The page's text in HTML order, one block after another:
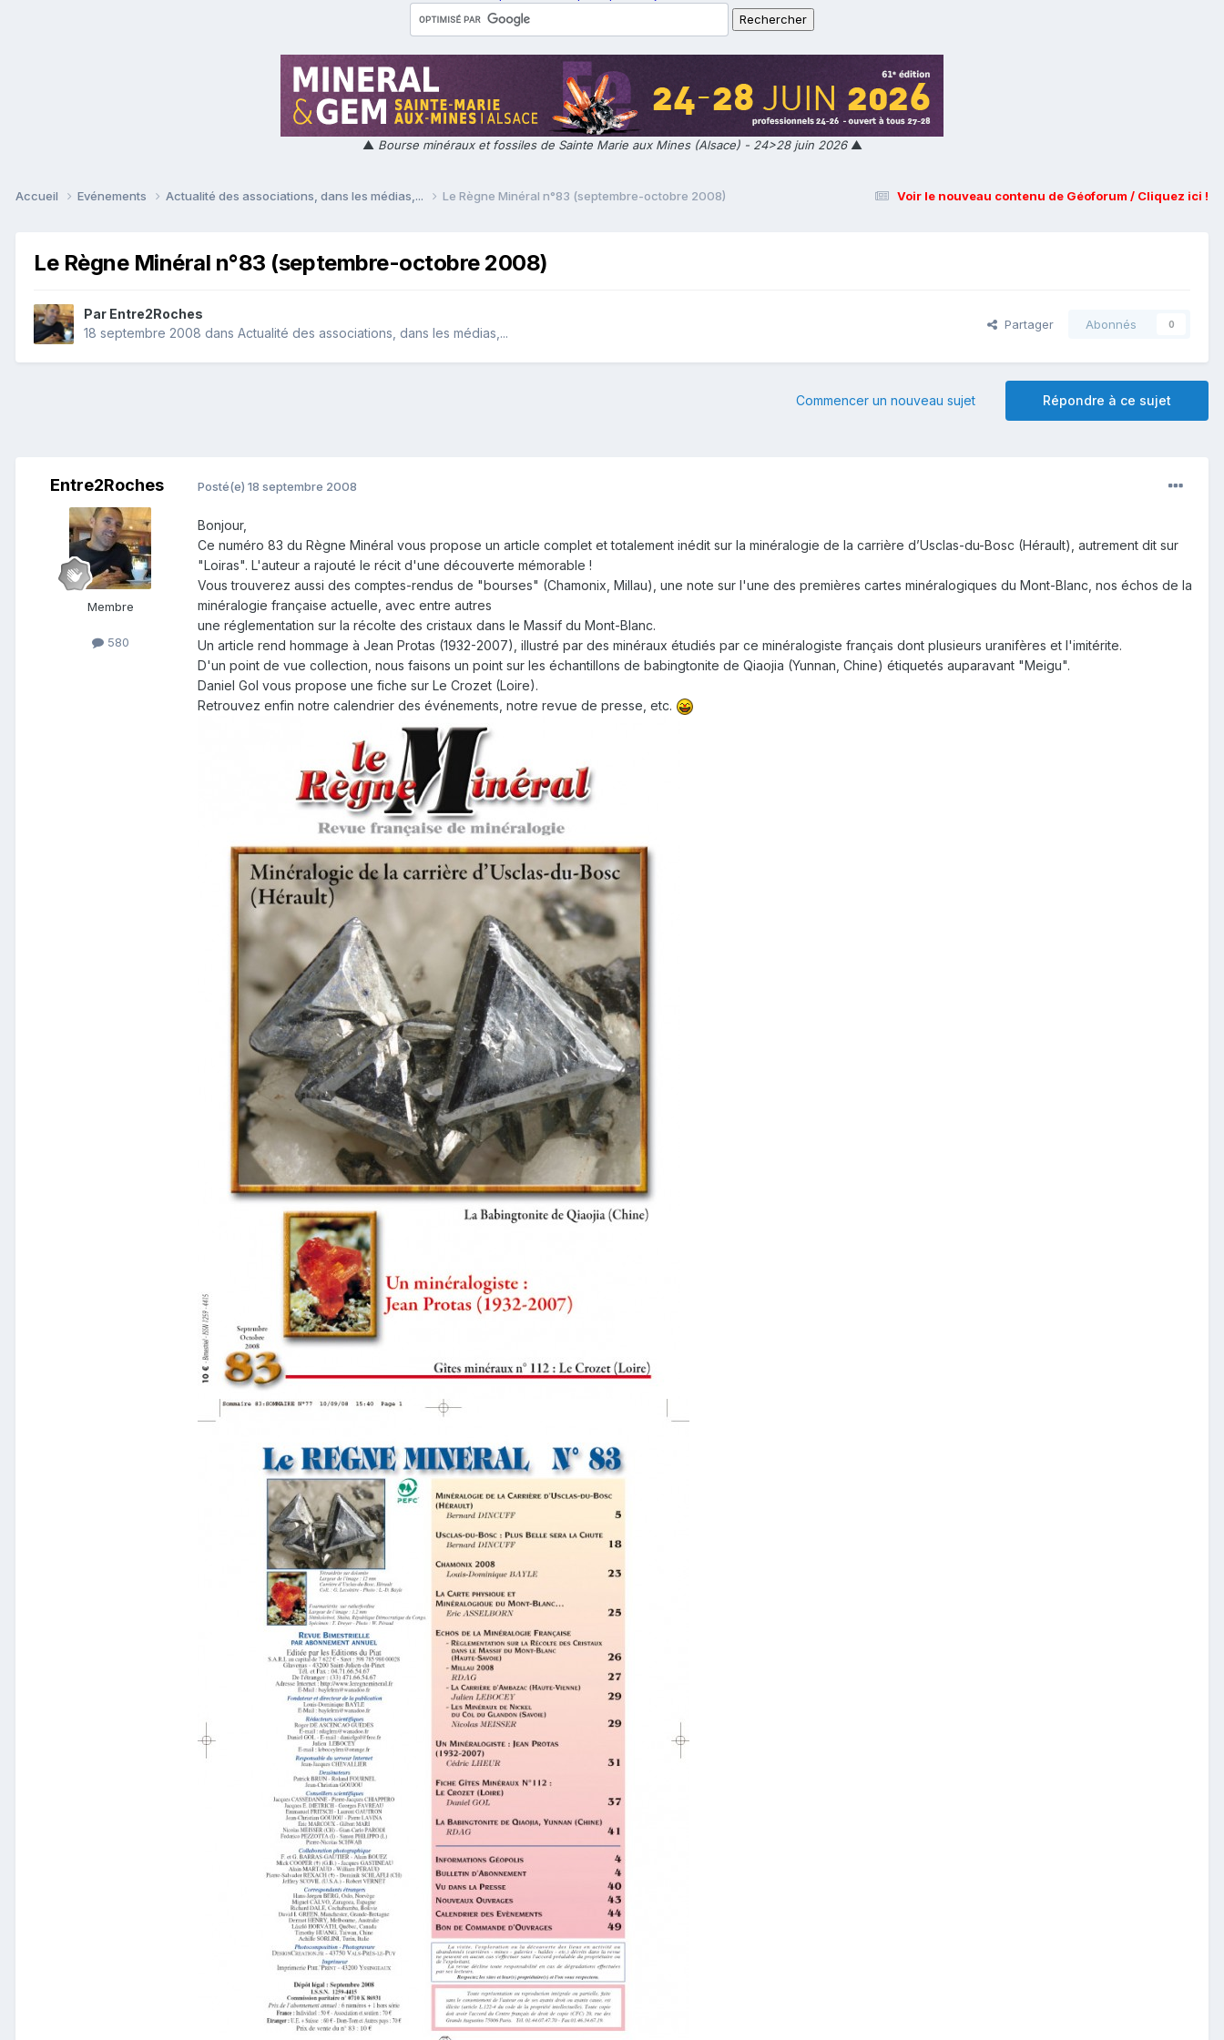
▲ Bourse minéraux et fossiles de Sainte Marie aux Mines (Alsace) - 24>28 juin 2026▲
Voir le nouveau contenu de Géoforum / Cliquez ici !
Accueil Evénements Actualité des associations, dans les médias,... Le Règne Minéral n°83 (septembre-octobre 2008)
Le Règne Minéral n°83 (septembre-octobre 2008)
Par Entre2Roches
18 septembre 2008 dans Actualité des associations, dans les médias,...
Partager Abonnés 0
Répondre à ce sujet
Commencer un nouveau sujet
Entre2Roches
Membre
580
Posté(e) 18 septembre 2008
Bonjour,
Ce numéro 83 du Règne Minéral vous propose un article complet et totalement inédit sur la minéralogie de la carrière d’Usclas-du-Bosc (Hérault), autrement dit sur
"Loiras". L'auteur a rajouté le récit d'une découverte mémorable !
Vous trouverez aussi des comptes-rendus de "bourses" (Chamonix, Millau), une note sur l'une des premières cartes minéralogiques du Mont-Blanc, nos échos de la
minéralogie française actuelle, avec entre autres
une réglementation sur la récolte des cristaux dans le Massif du Mont-Blanc.
Un article rend hommage à Jean Protas (1932-2007), illustré par des minéraux étudiés par ce minéralogiste français dont plusieurs uranifères et l'imitérite.
D'un point de vue collection, nous faisons un point sur les échantillons de babingtonite de Qiaojia (Yunnan, Chine) étiquetés auparavant "Meigu".
Daniel Gol vous propose une fiche sur Le Crozet (Loire).
Retrouvez enfin notre calendrier des événements, notre revue de presse, etc.